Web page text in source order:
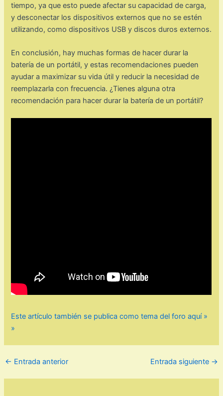
tiempo, ya que esto puede afectar su capacidad de carga,
y desconectar los dispositivos externos que no se estén
utilizando, como dispositivos USB y discos duros externos.
En conclusión, hay muchas formas de hacer durar la
batería de un portátil, y estas recomendaciones pueden
ayudar a maximizar su vida útil y reducir la necesidad de
reemplazarla con frecuencia. ¿Tienes alguna otra
recomendación para hacer durar la batería de un portátil?
Este artículo también se publica como tema del foro aquí »
»
← Entrada anterior Entrada siguiente →